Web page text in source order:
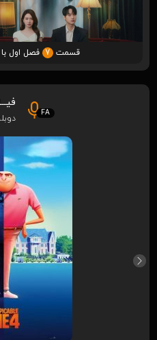
قسمت 7 فصل اول
FA